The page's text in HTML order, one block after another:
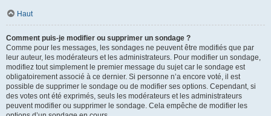
Haut
Comment puis-je modifier ou supprimer un sondage ?
Comme pour les messages, les sondages ne peuvent être modifiés que par
leur auteur, les modérateurs et les administrateurs. Pour modifier un sondage,
modifiez tout simplement le premier message du sujet car le sondage est
obligatoirement associé à ce dernier. Si personne n’a encore voté, il est
possible de supprimer le sondage ou de modifier ses options. Cependant, si
des votes ont été exprimés, seuls les modérateurs et les administrateurs
peuvent modifier ou supprimer le sondage. Cela empêche de modifier les